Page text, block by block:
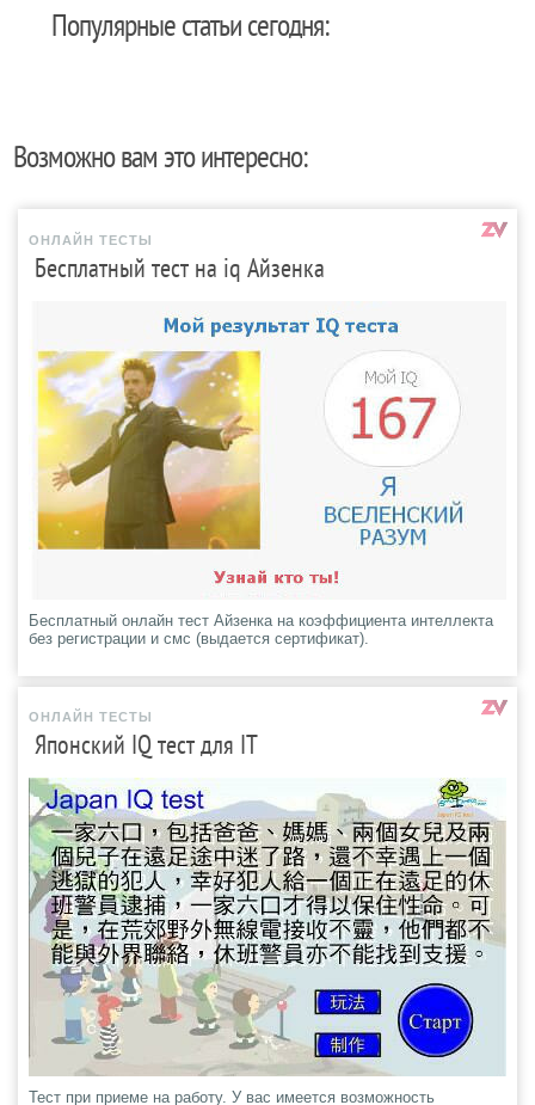
Популярные статьи сегодня:
Возможно вам это интересно:
ОНЛАЙН ТЕСТЫ
Бесплатный тест на iq Айзенка
Бесплатный онлайн тест Айзенка на коэффициента интеллекта
без регистрации и смс (выдается сертификат).
ОНЛАЙН ТЕСТЫ
Японский IQ тест для IT
Тест при приеме на работу. У вас имеется возможность